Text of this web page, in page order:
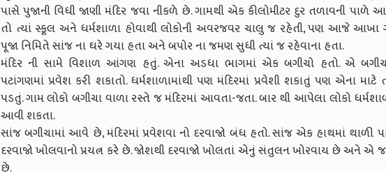
પાસે પુજાની વિધી જાણી મંદિર જવા નીકળે છે. ગામથી એક કીલોમીટર દુર તળાવની
તો ત્યાં સ્કૂલ અને ધર્મશાળા હોવાથી લોકોની અવરજવર ચાલુ જ રહેતી, પણ આજે આખા
પૂજા નિમિતે સાંજ ના ઘરે ગયા હતા અને બપોર ના જમણ સુધી ત્યાં જ રહેવાના હતા.
મંદિર ની સામે વિશાળ આંગણ હતું. એના અડધા ભાગમાં એક બગીચો હતો. એ
પટાંગણમાં પ્રવેશ કરી શકાતો. ધર્મશાળામાંથી પણ મંદિરમાં પ્રવેશી શકાતું પણ એના
પડતું. ગામ લોકો બગીચા વાળા રસ્તે જ મંદિરમાં આવતા-જતા. બાર થી આપેલા લોકો
આવી શકતા.
સાંજ બગીચામાં આવે છે, મંદિરમાં પ્રવેશવા નો દરવાજો બંધ હતો. સાંજ એક હાથમાં થાળી
દરવાજો ખોલવાનો પ્રયત્ન કરે છે. જોશથી દરવાજો ખોલતાં એનું સંતુલન ખોરવાય છે અને એ
છે.